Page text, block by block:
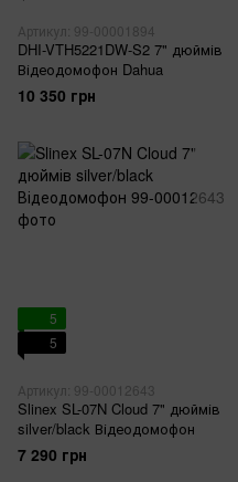
Артикул: 99-00001894
DHI-VTH5221DW-S2 7" дюймів
Відеодомофон Dahua
10 350 грн
5
5
Артикул: 99-00012643
Slinex SL-07N Cloud 7" дюймів
silver/black Відеодомофон
7 290 грн